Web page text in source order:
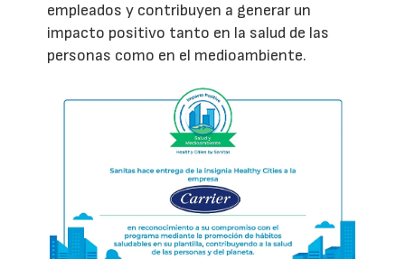
empleados y contribuyen a generar un
impacto positivo tanto en la salud de las
personas como en el medioambiente.